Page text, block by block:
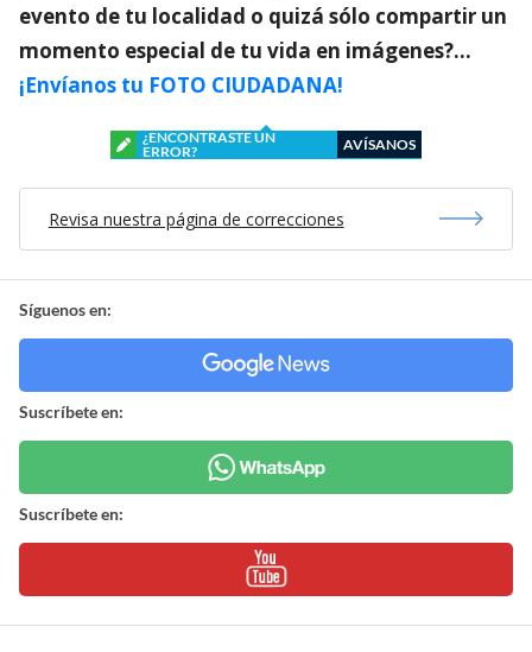
evento de tu localidad o quizá sólo compartir un
momento especial de tu vida en imágenes?…
¡Envíanos tu FOTO CIUDADANA!
¿ENCONTRASTE UN
ERROR?
AVÍSANOS
Revisa nuestra página de correcciones
Síguenos en:
Suscríbete en:
Suscríbete en: